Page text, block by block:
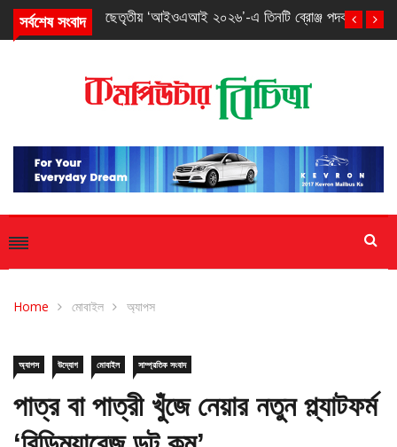
সর্বশেষ সংবাদ
তৃতীয় ‘আইওএআই ২০২৬’-এ তিনটি ব্রোঞ্জ পদক পেল বাংলাদেশ
পাত্র বা পাত্রী খুঁজে নেয়ার নতুন প্ল্যাটফর্ম